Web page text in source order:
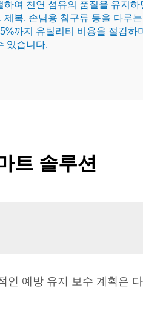
여 천연 섬유의 품질을 유지하
복, 손님용 침구류 등을 다루
까지 유틸리티 비용을 절감하
있습니다.
트 솔루션
인 예방 유지 보수 계획은